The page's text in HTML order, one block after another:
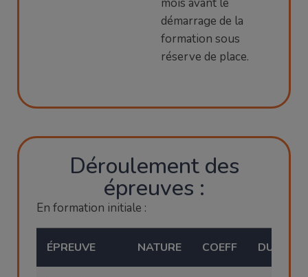
démarrage de la
formation sous
réserve de place.
Déroulement des
épreuves :
En formation initiale :
ÉPREUVE NATURE COEFF DURÉE